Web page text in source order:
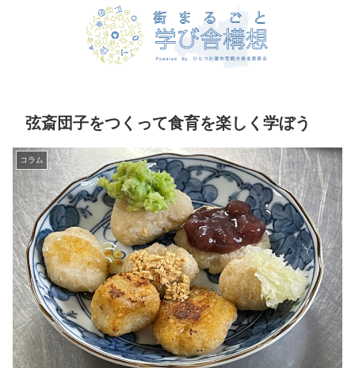
弦斎団子をつくって食育を楽しく学ぼう
コラム